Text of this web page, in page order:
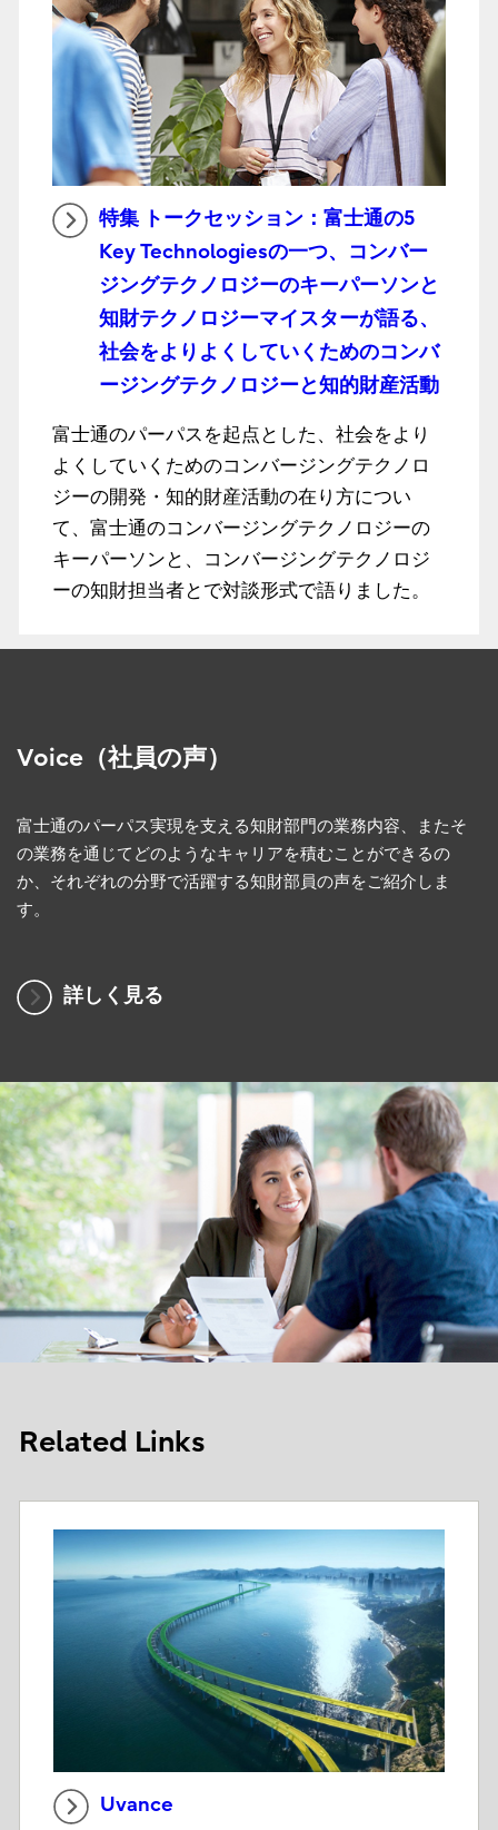
特集 トークセッション：富士通の5
Key Technologiesの一つ、コンバー
ジングテクノロジーのキーパーソンと
知財テクノロジーマイスターが語る、
社会をよりよくしていくためのコンバ
ージングテクノロジーと知的財産活動
富士通のパーパスを起点とした、社会をより
よくしていくためのコンバージングテクノロ
ジーの開発・知的財産活動の在り方につい
て、富士通のコンバージングテクノロジーの
キーパーソンと、コンバージングテクノロジ
ーの知財担当者とで対談形式で語りました。
Voice（社員の声）
富士通のパーパス実現を支える知財部門の業務内容、またそ
の業務を通じてどのようなキャリアを積むことができるの
か、それぞれの分野で活躍する知財部員の声をご紹介しま
す。
詳しく見る
Related Links
Uvance